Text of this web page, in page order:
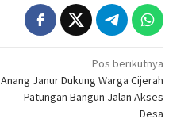
Pos berikutnya
Anang Janur Dukung Warga Cijerah
Patungan Bangun Jalan Akses
Desa